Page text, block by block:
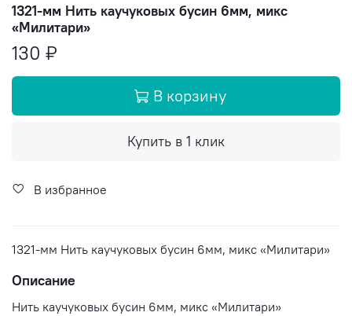
1321-мм Нить каучуковых бусин 6мм, микс
«Милитари»
130 ₽
В корзину
Купить в 1 клик
В избранное
1321-мм Нить каучуковых бусин 6мм, микс «Милитари»
Описание
Нить каучуковых бусин 6мм, микс «Милитари»